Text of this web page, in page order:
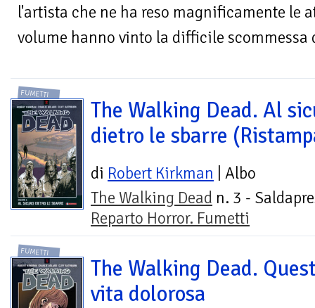
l'artista che ne ha reso magnificamente le
volume hanno vinto la difficile scommessa
FUMETTI
The Walking Dead. Al
dietro le sbarre
di Robert Kirkman | Albo
The Walking Dead n. 3 -
Reparto Horror. Fumetti
FUMETTI
The Walking Dead.
vita dolorosa